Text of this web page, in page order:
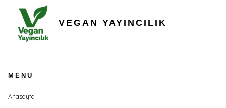
VEGAN YAYINCILIK
MENU
Anasayfa